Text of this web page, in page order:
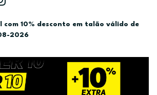
com 10% desconto em talão válido de
2026